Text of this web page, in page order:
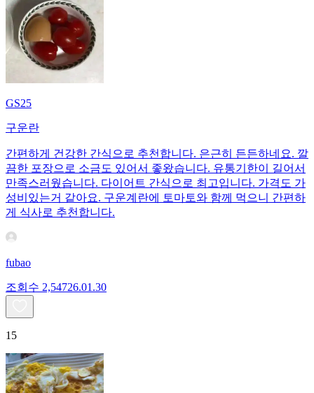
GS25
구운란
간편하게 건강한 간식으로 추천합니다. 은근히 든든하네요. 깔
끔한 포장으로 소금도 있어서 좋왔습니다. 유통기한이 길어서
만족스러웠습니다. 다이어트 간식으로 최고입니다. 가격도 가
성비있는거 같아요. 구운계란에 토마토와 함께 먹으니 간편하
게 식사로 추천합니다.
fubao
조회수 2,54726.01.30
15